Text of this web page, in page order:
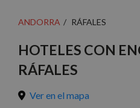
ANDORRA RÁFALES
HOTELES CON
RÁFALES
Ver en el mapa